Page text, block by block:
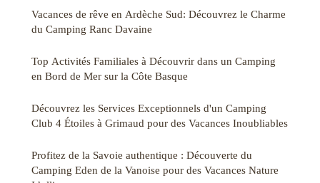
Vacances de rêve en Ardèche Sud: Découvrez le Charme
du Camping Ranc Davaine
Top Activités Familiales à Découvrir dans un Camping
en Bord de Mer sur la Côte Basque
Découvrez les Services Exceptionnels d'un Camping
Club 4 Étoiles à Grimaud pour des Vacances Inoubliables
Profitez de la Savoie authentique : Découverte du
Camping Eden de la Vanoise pour des Vacances Nature